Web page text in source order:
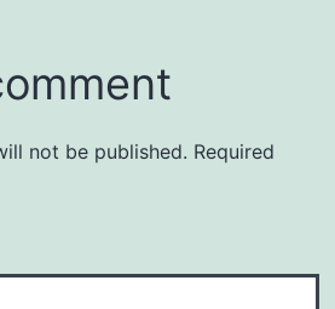
not be published. Required